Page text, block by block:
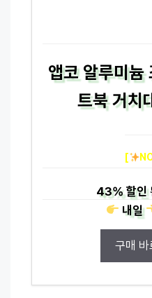
앱코 알루미늄
트북 거치
[
43%할인
내일
구매 바